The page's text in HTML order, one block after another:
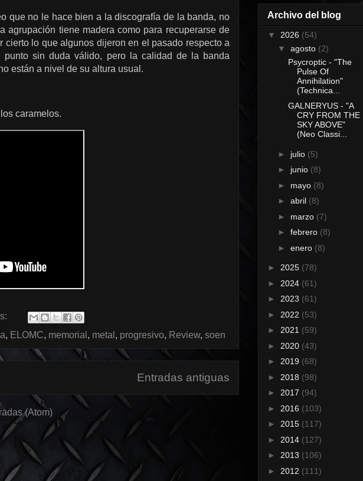
que no le hace bien a la discografía de la banda, no
agrupación tiene madera como para recuperarse de
lo que algunos dijeron en el pasado respecto a
punto sin duda válido, pero la calidad de la banda
están a nivel de su altura usual.
caramelos.
, ELOMC, memorial , metal , progresivo, Review, soen
Entradas antiguas
(Atom)
Archivo del blog
▼ 2026 (54)
▼ agosto (2)
Psycroptic - "The
Pulse Of
Annihilation"
(Technica...
GALNERYUS - "A
CRY FROM THE
SKY ABOVE"
(Neo Classi...
► julio (5)
► junio (8)
► mayo (8)
► abril (8)
► marzo (7)
► febrero (8)
► enero (8)
► 2025 (78)
► 2024 (61)
► 2023 (61)
► 2022 (53)
► 2021 (59)
► 2020 (43)
► 2019 (68)
► 2018 (98)
► 2017 (94)
► 2016 (103)
► 2015 (117)
► 2014 (127)
► 2013 (106)
► 2012 (111)